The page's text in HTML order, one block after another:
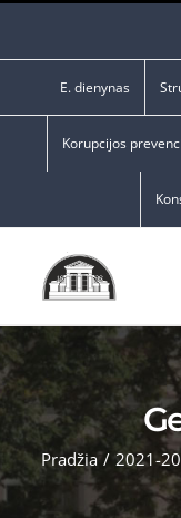
E. dienynas
Korupcijos
Pradžia / 2021-